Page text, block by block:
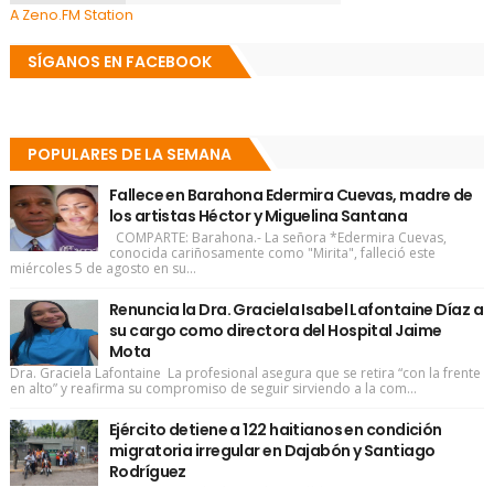
A Zeno.FM Station
SÍGANOS EN FACEBOOK
POPULARES DE LA SEMANA
Fallece en Barahona Edermira Cuevas, madre de
los artistas Héctor y Miguelina Santana
COMPARTE: Barahona.- La señora *Edermira Cuevas,
conocida cariñosamente como "Mirita", falleció este
miércoles 5 de agosto en su...
Renuncia la Dra. Graciela Isabel Lafontaine Díaz a
su cargo como directora del Hospital Jaime
Mota
Dra. Graciela Lafontaine La profesional asegura que se retira “con la frente
en alto” y reafirma su compromiso de seguir sirviendo a la com...
Ejército detiene a 122 haitianos en condición
migratoria irregular en Dajabón y Santiago
Rodríguez